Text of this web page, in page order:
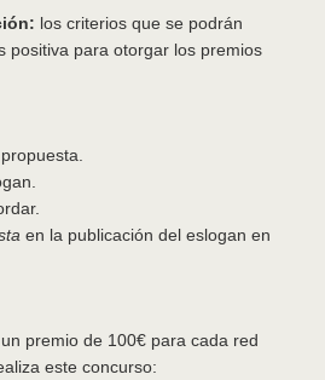
los criterios que se podrán
positiva para otorgar los premios
en la publicación del eslogan en
premio de 100€ para cada red
este concurso: